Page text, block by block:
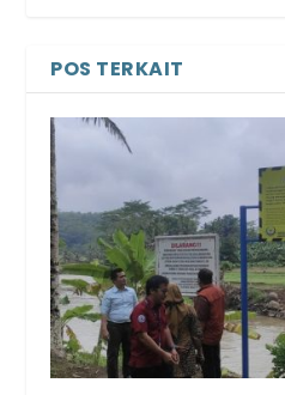
POS TERKAIT